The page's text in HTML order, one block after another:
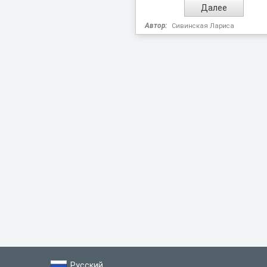
Автор: Сивинская Лариса